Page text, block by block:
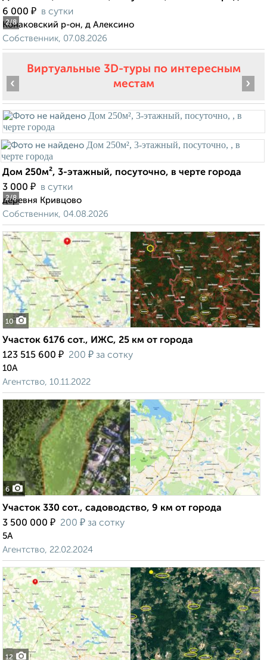
2/8
6 000 ₽ в сутки
Конаковский р-он, д Алексино
Собственник, 07.08.2026
Виртуальные 3D-туры по интересным
местам
2/8
‹ ›
Дом 250м², 3-этажный, посуточно, в черте города
3 000 ₽ в сутки
деревня Кривцово
Собственник, 04.08.2026
10
Участок 6176 сот., ИЖС, 25 км от города
123 515 600 ₽ 200 ₽ за сотку
10А
Агентство, 10.11.2022
6
Участок 330 сот., садоводство, 9 км от города
3 500 000 ₽ 200 ₽ за сотку
5А
Агентство, 22.02.2024
12